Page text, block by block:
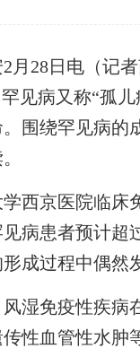
28日电（记者
见病又称“孤
围绕罕见病的
京医院临床免
见病患者预计
成过程中偶然
免疫性疾病在
性血管性水肿